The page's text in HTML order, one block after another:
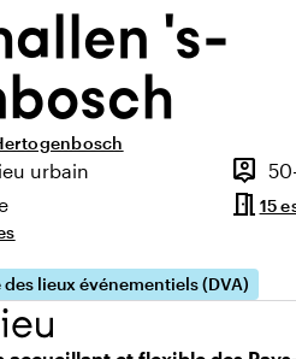
's-
urbain person_pin
meeting_room 15
lieux événementiels (DVA)